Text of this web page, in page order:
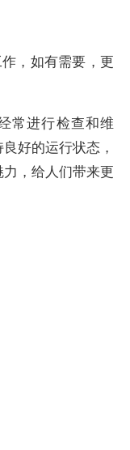
，如有需要，更
常进行检查和维
好的运行状态，
，给人们带来更